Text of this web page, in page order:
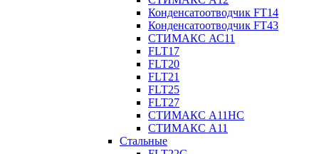
Конденсатоотводчик FT14
Конденсатоотводчик FT43
СТИМАКС АС11
FLT17
FLT20
FLT21
FLT25
FLT27
СТИМАКС А11HC
СТИМАКС А11
Стальные